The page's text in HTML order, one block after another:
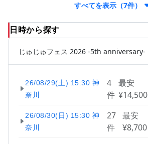
すべてを表示（7件）
日時から探す
じゅじゅフェス 2026 -5th anniversary-
26/08/29(土) 15:30 神
奈川
4
件
最安
¥14,500
26/08/30(日) 15:30 神
奈川
27
件
最安
¥8,700